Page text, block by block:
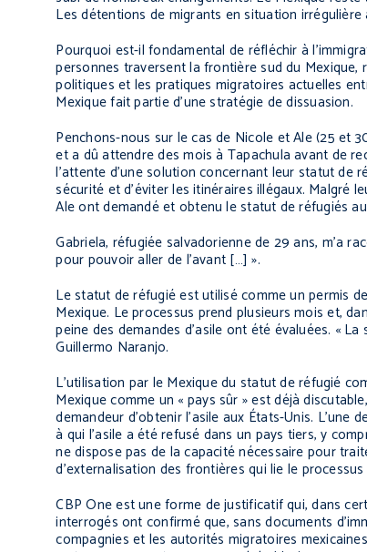
Les détentions de migrants en situation
Pourquoi est-il fondamental de réfléchir à
personnes traversent la frontière sud du
politiques et les pratiques migratoires actuelles
Mexique fait partie d’une stratégie de dissuasion.
Penchons-nous sur le cas de Nicole et Ale (25 et
et a dû attendre des mois à Tapachula avant de
l’attente d’une solution concernant leur statut
sécurité et d’éviter les itinéraires illégaux. Malgré
Ale ont demandé et obtenu le statut de réfugiés
Gabriela, réfugiée salvadorienne de 29 ans, m’a
pour pouvoir aller de l’avant […] ».
Le statut de réfugié est utilisé comme un permis
Mexique. Le processus prend plusieurs mois et,
peine des demandes d’asile ont été évaluées. «
Guillermo Naranjo.
L’utilisation par le Mexique du statut de réfugié
Mexique comme un « pays sûr » est déjà
demandeur d’obtenir l’asile aux États-Unis.
à qui l’asile a été refusé dans un pays tiers, y
ne dispose pas de la capacité nécessaire pour
d’externalisation des frontières qui lie le
CBP One est une forme de justificatif qui, dans
interrogés ont confirmé que, sans documents
compagnies et les autorités migratoires